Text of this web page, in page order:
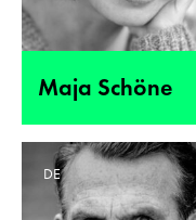
Maja Schöne
DE